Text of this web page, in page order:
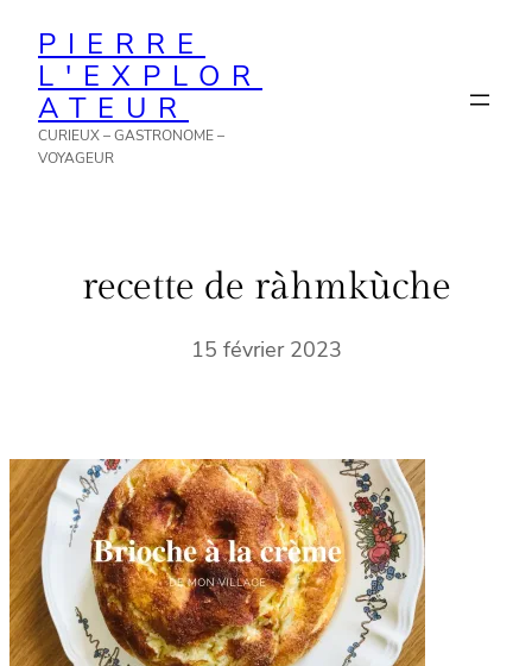
contenu
PIERRE
L'EXPLOR
ATEUR
CURIEUX – GASTRONOME –
VOYAGEUR
recette de ràhmkùche
15 février 2023